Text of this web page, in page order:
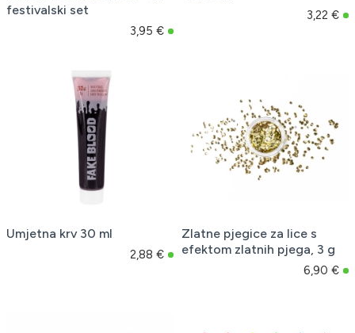
festivalski set
3,95 €
3,22 €
Umjetna krv 30 ml
2,88 €
Zlatne pjegice za lice s
efektom zlatnih pjega, 3 g
6,90 €